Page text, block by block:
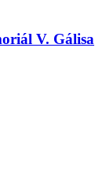
V. Gálisa